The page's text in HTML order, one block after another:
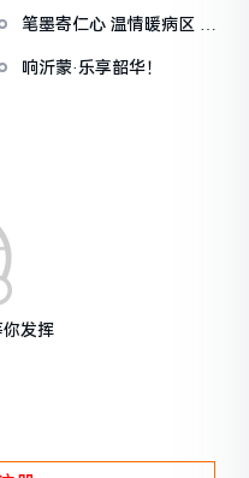
笔墨寄仁心 温情暖病区 临
响沂蒙·乐享韶华！
发挥